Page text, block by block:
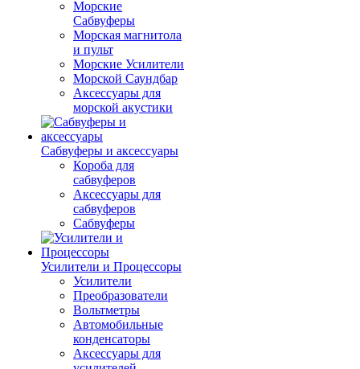
Морские
Сабвуферы
Морская магнитола
и пульт
Морские Усилители
Морской Cаундбар
Аксессуары для
морской акустики
Сабвуферы и аксессуары
Короба для
сабвуферов
Аксессуары для
сабвуферов
Сабвуферы
Усилители и Процессоры
Усилители
Преобразователи
Вольтметры
Автомобильные
конденсаторы
Аксессуары для